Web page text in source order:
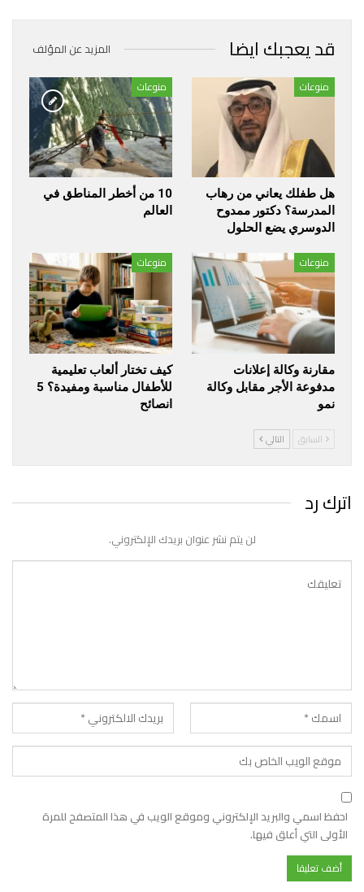
قد يعجبك ايضا المزيد عن المؤلف
منوعات
هل طفلك يعاني من رهاب
المدرسة؟ دكتور ممدوح
الدوسري يضع الحلول
منوعات
10 من أخطر المناطق في
العالم
منوعات
مقارنة وكالة إعلانات
مدفوعة الأجر مقابل وكالة
نمو
منوعات
كيف تختار ألعاب تعليمية
للأطفال مناسبة ومفيدة؟ 5
انصائح
السابق التالي
اترك رد
لن يتم نشر عنوان بريدك الإلكتروني.
احفظ اسمي والبريد الإلكتروني وموقع الويب في هذا المتصفح للمرة
الأولى التي أعلق فيها.